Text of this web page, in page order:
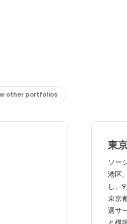
other portfolios
東
い
京
ラ
ー
支
ソー
港区
し、
東京
選サ
と構